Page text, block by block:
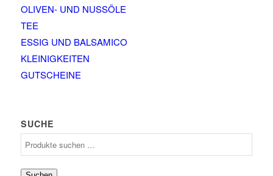
OLIVEN- UND NUSSÖLE
TEE
ESSIG UND BALSAMICO
KLEINIGKEITEN
GUTSCHEINE
SUCHE